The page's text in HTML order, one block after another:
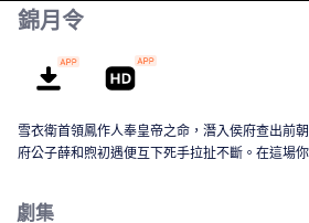
錦月令
雪衣衛首領鳳作人奉皇帝之命，潛入侯府查出前
府公子薛和煦初遇便互下死手拉扯不斷。在這場
劇集